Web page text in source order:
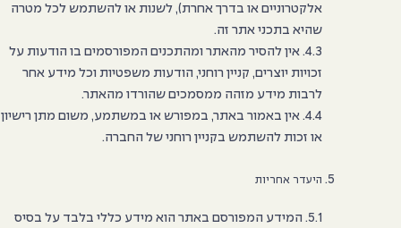
אלקטרוניים או בדרך אחרת), לשנות או להשתמש לכל מטרה
שהיא בתכני אתר זה.
4.3. אין להסיר מהאתר ומהתכנים המפורסמים בו הודעות על
זכויות יוצרים, קניין רוחני, הודעות משפטיות וכל מידע אחר
לרבות מידע מזהה ממסמכים שהורדו מהאתר.
4.4. אין באמור באתר, במפורש או במשתמע, משום מתן רישיון
או זכות להשתמש בקניין רוחני של החברה.
היעדר אחריות
5.1. המידע המפורסם באתר הוא מידע כללי בלבד על בסיס